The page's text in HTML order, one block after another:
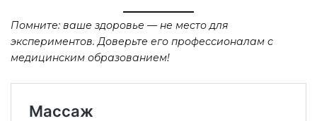
Помните: ваше здоровье — не место для
экспериментов. Доверьте его профессионалам с
медицинским образованием!